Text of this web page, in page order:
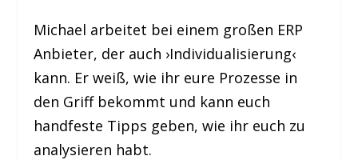
Michael arbeitet bei einem großen ERP
Anbieter, der auch ›Individualisierung‹
kann. Er weiß, wie ihr eure Prozesse in
den Griff bekommt und kann euch
handfeste Tipps geben, wie ihr euch zu
analysieren habt.